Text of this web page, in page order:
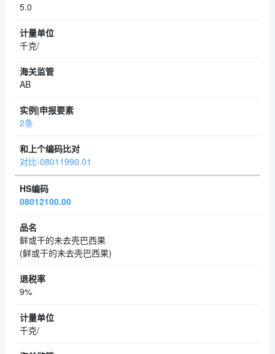
5.0
千克/
AB
2条
对比-08011990.01
08012100.00
鲜或干的未去壳巴西果
(鲜或干的未去壳巴西果)
9%
千克/